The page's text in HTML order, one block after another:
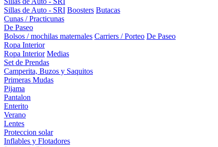
Sillas de Auto - SRI Boosters Butacas
Cunas / Practicunas
De Paseo
Bolsos / mochilas maternales Carriers / Porteo De Paseo
Ropa Interior
Ropa Interior Medias
Set de Prendas
Camperita, Buzos y Saquitos
Primeras Mudas
Pijama
Pantalon
Enterito
Verano
Lentes
Proteccion solar
Inflables y Flotadores